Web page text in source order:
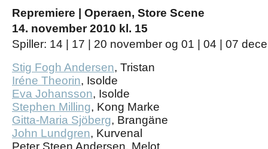
Repremiere | Operaen, Store Scene
14. november 2010 kl. 15
Spiller: 14 | 17 | 20 november og 01 | 04 | 07
Stig Fogh Andersen, Tristan
Iréne Theorin, Isolde
Eva Johansson, Isolde
Stephen Milling, Kong Marke
Gitta-Maria Sjöberg, Brangäne
John Lundgren, Kurvenal
Peter Steen Andersen, Melot